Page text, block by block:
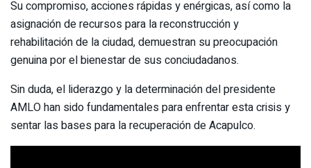
Su compromiso, acciones rápidas y enérgicas, así como la
asignación de recursos para la reconstrucción y
rehabilitación de la ciudad, demuestran su preocupación
genuina por el bienestar de sus conciudadanos.
Sin duda, el liderazgo y la determinación del presidente
AMLO han sido fundamentales para enfrentar esta crisis y
sentar las bases para la recuperación de Acapulco.